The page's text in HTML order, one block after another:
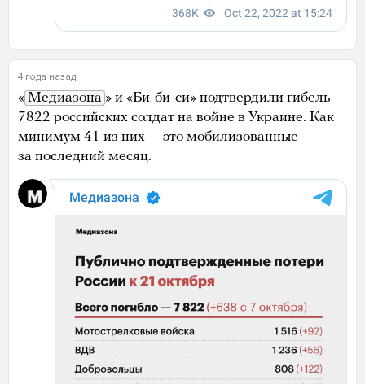
4 года назад
« Медиазона » и «Би-би-си» подтвердили гибель
7822 российских солдат на войне в Украине. Как
минимум 41 из них — это мобилизованные
за последний месяц.